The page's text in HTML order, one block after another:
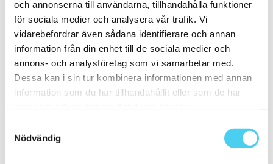
och annonserna till användarna, tillhandahålla funktioner
för sociala medier och analysera vår trafik. Vi
vidarebefordrar även sådana identifierare och annan
information från din enhet till de sociala medier och
annons- och analysföretag som vi samarbetar med.
Dessa kan i sin tur kombinera informationen med annan
information som du har tillhandahållit eller som de har
Nödvändig
Granitkeramik Trend Brungrå
Yta:Matt,Slät
695 kr / m² 348 kr / m²
Klinker Color RAL0504040 Tobacco 5x5
Yta:Matt,Slät